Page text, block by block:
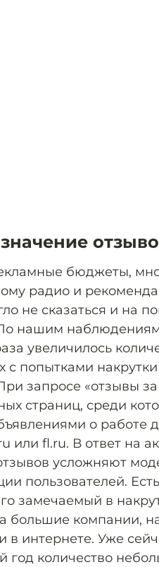
значение
бюджеты,
радио и
не сказаться и на
нашим
увеличилось
с попытками
запросе «отзывы
страниц, среди
о работе
или fl.ru. В ответ на
усложняют
пользователей.
замечаемый в
большие компании,
в интернете. Уже
год количество